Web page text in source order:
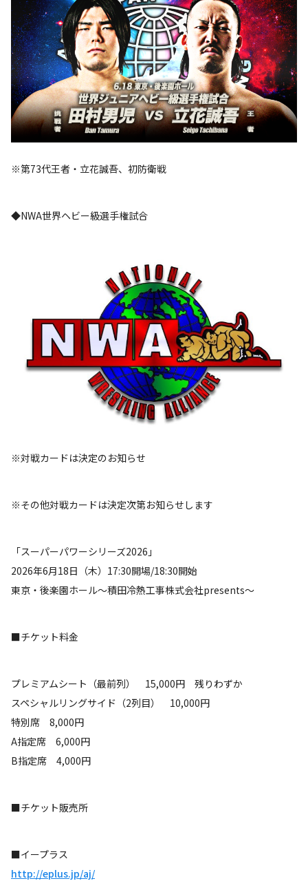
※第73代王者・立花誠吾、初防衛戦
◆NWA世界ヘビー級選手権試合
※対戦カードは決定のお知らせ
※その他対戦カードは決定次第お知らせします
「スーパーパワーシリーズ2026」
2026年6月18日（木）17:30開場/18:30開始
東京・後楽園ホール～積田冷熱工事株式会社presents～
■チケット料金
プレミアムシート（最前列） 15,000円 残りわずか
スペシャルリングサイド（2列目） 10,000円
特別席 8,000円
A指定席 6,000円
B指定席 4,000円
■チケット販売所
■イープラス
http://eplus.jp/aj/